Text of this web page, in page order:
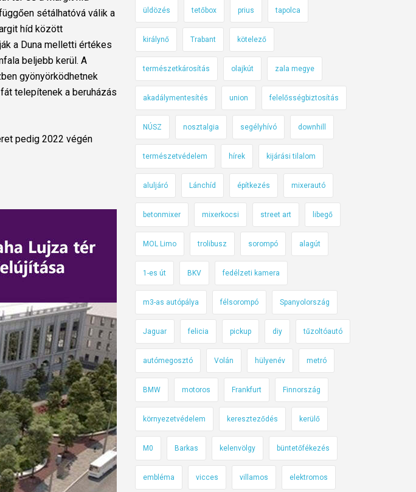
sétálhatóvá válik a
híd között
a Duna melletti értékes
beljebb kerül. A
gyönyörködhetnek
telepítenek a beruházás
pedig 2022 végén
üldözés tetőbox prius tapolca
királynő Trabant kötelező
természetkárosítás olajkút zala megye
akadálymentesítés union felelősségbiztosítás
NÚSZ nosztalgia segélyhívó downhill
természetvédelem hírek kijárási tilalom
aluljáró Lánchíd építkezés mixerautó
betonmixer mixerkocsi street art libegő
MOL Limo trolibusz sorompó alagút
1-es út BKV fedélzeti kamera
m3-as autópálya félsorompó Spanyolország
Jaguar felicia pickup diy tűzoltóautó
autómegosztó Volán hülyenév metró
BMW motoros Frankfurt Finnország
környezetvédelem kereszteződés kerülő
M0 Barkas kelenvölgy büntetőfékezés
embléma vicces villamos elektromos